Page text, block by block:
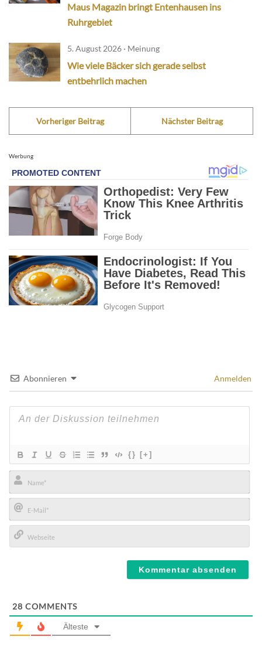
Maus Magazin bringt Entenhausen ins
Ruhrgebiet
5. August 2026 · Meinung
Wie viele Bäcker sich gerade selbst
entbehrlich machen
Vorheriger Beitrag Nächster Beitrag
Werbung
Abonnieren Anmelden
{} [+]
Name*
E-
Mail*
28 COMMENTS
Älteste